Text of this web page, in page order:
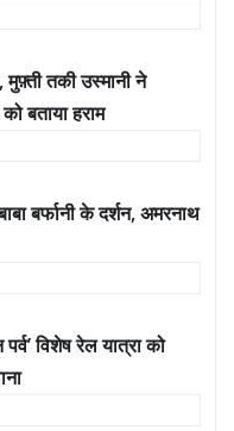
तकी उस्मानी ने
बताया हराम
बर्फानी के दर्शन, अमरनाथ
विशेष रेल यात्रा को